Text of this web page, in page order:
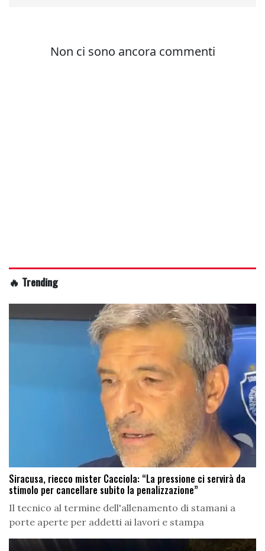
🔥 Trending
Siracusa, riecco mister Cacciola: “La pressione ci servirà da
stimolo per cancellare subito la penalizzazione”
Il tecnico al termine dell'allenamento di stamani a
porte aperte per addetti ai lavori e stampa